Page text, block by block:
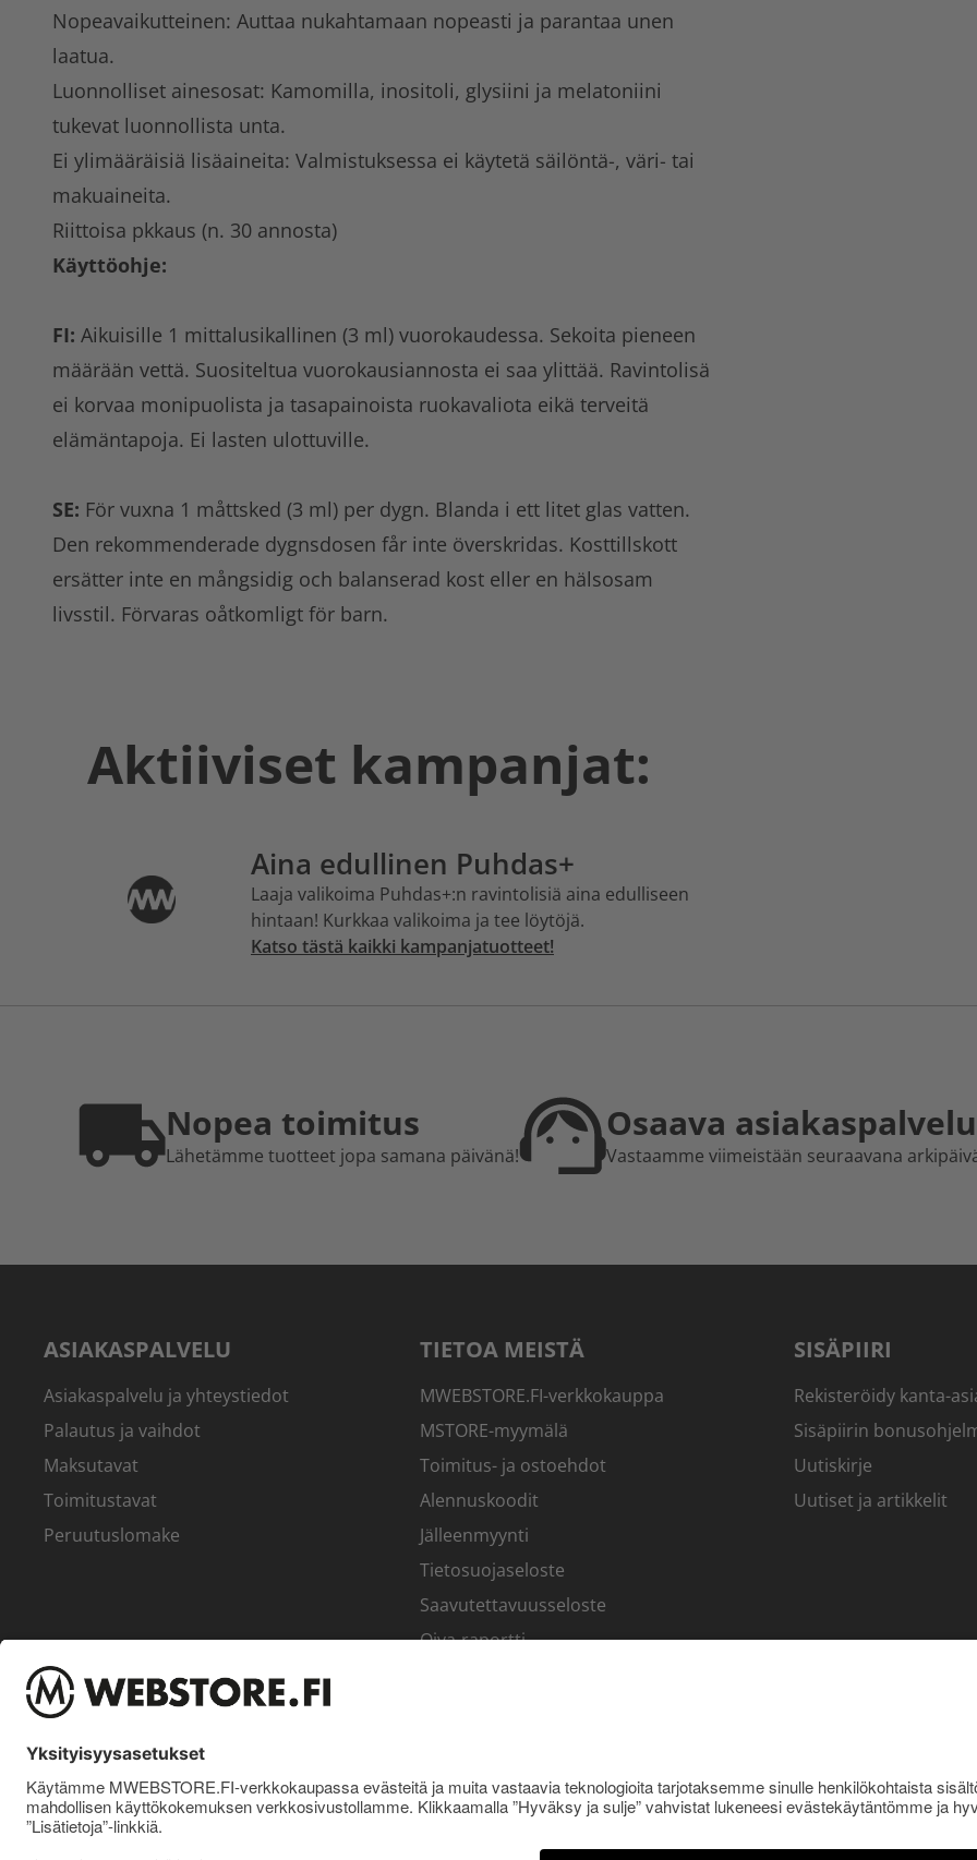
Nopeavaikutteinen: Auttaa nukahtamaan nopeasti ja parantaa unen
laatua.
Luonnolliset ainesosat: Kamomilla, inositoli, glysiini ja melatoniini
tukevat luonnollista unta.
Ei ylimääräisiä lisäaineita: Valmistuksessa ei käytetä säilöntä-, väri- tai
makuaineita.
Riittoisa pkkaus (n. 30 annosta)
Käyttöohje:
FI: Aikuisille 1 mittalusikallinen (3 ml) vuorokaudessa. Sekoita pieneen
määrään vettä. Suositeltua vuorokausiannosta ei saa ylittää. Ravintolisä
ei korvaa monipuolista ja tasapainoista ruokavaliota eikä terveitä
elämäntapoja. Ei lasten ulottuville.
SE: För vuxna 1 måttsked (3 ml) per dygn. Blanda i ett litet glas vatten.
Den rekommenderade dygnsdosen får inte överskridas. Kosttillskott
ersätter inte en mångsidig och balanserad kost eller en hälsosam
livsstil. Förvaras oåtkomligt för barn.
Aktiiviset kampanjat:
Aina edullinen Puhdas+
Laaja valikoima Puhdas+:n ravintolisiä aina edulliseen
hintaan! Kurkkaa valikoima ja tee löytöjä.
Katso tästä kaikki kampanjatuotteet!
Nopea toimitus
Lähetämme tuotteet jopa samana päivänä!
Osaava asiakaspalvelu
Vastaamme viimeistään seuraavana
ASIAKASPALVELU
Asiakaspalvelu ja yhteystiedot
Palautus ja vaihdot
Maksutavat
Toimitustavat
Peruutuslomake
TIETOA MEISTÄ
MWEBSTORE.FI-verkkokauppa
MSTORE-myymälä
Toimitus- ja ostoehdot
Alennuskoodit
Jälleenmyynti
Tietosuojaseloste
Saavutettavuusseloste
Oiva-raportti
SISÄPIIRI
Rekisteröidy kanta-
Sisäpiirin
Uutiskirje
Uutiset ja artikkelit